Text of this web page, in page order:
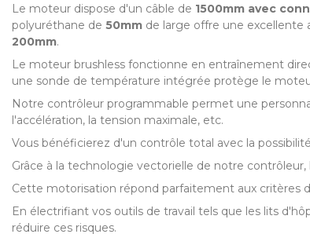
Le moteur dispose d'un câble de 1500mm avec
polyuréthane de 50mm de large offre une
200mm.
Le moteur brushless fonctionne en entraînement
une sonde de température intégrée protège le
Notre contrôleur programmable permet une
l'accélération, la tension maximale, etc.
Vous bénéficierez d'un contrôle total avec la
Grâce à la technologie vectorielle de notre
Cette motorisation répond parfaitement aux critères
En électrifiant vos outils de travail tels que les lits
réduire ces risques.